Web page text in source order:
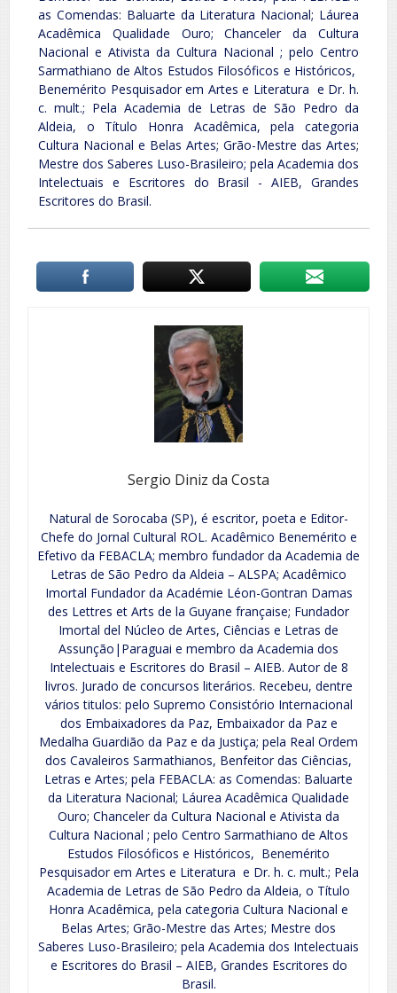
as Comendas: Baluarte da Literatura Nacional; Láurea
Acadêmica Qualidade Ouro; Chanceler da Cultura
Nacional e Ativista da Cultura Nacional ; pelo Centro
Sarmathiano de Altos Estudos Filosóficos e Históricos,
Benemérito Pesquisador em Artes e Literatura e Dr. h.
c. mult.; Pela Academia de Letras de São Pedro da
Aldeia, o Título Honra Acadêmica, pela categoria
Cultura Nacional e Belas Artes; Grão-Mestre das Artes;
Mestre dos Saberes Luso-Brasileiro; pela Academia dos
Intelectuais e Escritores do Brasil - AIEB, Grandes
Escritores do Brasil.
Sergio Diniz da Costa
Natural de Sorocaba (SP), é escritor, poeta e Editor-
Chefe do Jornal Cultural ROL. Acadêmico Benemérito e
Efetivo da FEBACLA; membro fundador da Academia de
Letras de São Pedro da Aldeia – ALSPA; Acadêmico
Imortal Fundador da Académie Léon-Gontran Damas
des Lettres et Arts de la Guyane française; Fundador
Imortal del Núcleo de Artes, Ciências e Letras de
Assunção|Paraguai e membro da Academia dos
Intelectuais e Escritores do Brasil – AIEB. Autor de 8
livros. Jurado de concursos literários. Recebeu, dentre
vários titulos: pelo Supremo Consistório Internacional
dos Embaixadores da Paz, Embaixador da Paz e
Medalha Guardião da Paz e da Justiça; pela Real Ordem
dos Cavaleiros Sarmathianos, Benfeitor das Ciências,
Letras e Artes; pela FEBACLA: as Comendas: Baluarte
da Literatura Nacional; Láurea Acadêmica Qualidade
Ouro; Chanceler da Cultura Nacional e Ativista da
Cultura Nacional ; pelo Centro Sarmathiano de Altos
Estudos Filosóficos e Históricos, Benemérito
Pesquisador em Artes e Literatura e Dr. h. c. mult.; Pela
Academia de Letras de São Pedro da Aldeia, o Título
Honra Acadêmica, pela categoria Cultura Nacional e
Belas Artes; Grão-Mestre das Artes; Mestre dos
Saberes Luso-Brasileiro; pela Academia dos Intelectuais
e Escritores do Brasil – AIEB, Grandes Escritores do
Brasil.